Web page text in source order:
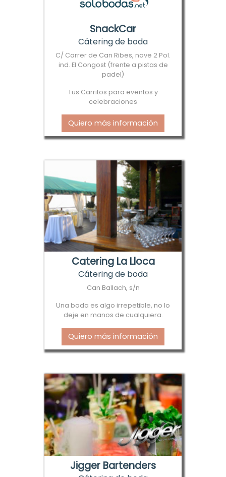
SnackCar
Cátering de boda
C/ Carrer de Can Ribes, nave 2 Pol.
ind. El Congost (frente a pistas de
padel)
Tus Carritos para eventos y
celebraciones
Quiero más información
Catering La Lloca
Cátering de boda
Can Ballach, s/n
Una boda es algo irrepetible, no lo
deje en manos de cualquiera.
Quiero más información
Jigger Bartenders